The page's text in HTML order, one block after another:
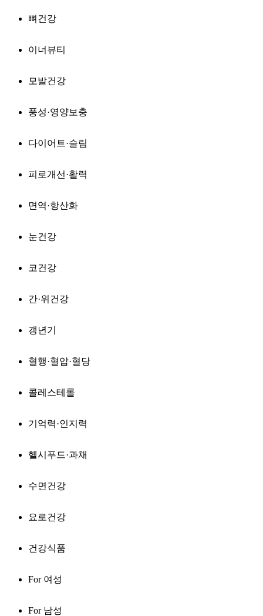
뼈건강
이너뷰티
모발건강
풍성·영양보충
다이어트·슬림
피로개선·활력
면역·항산화
눈건강
코건강
간·위건강
갱년기
혈행·혈압·혈당
콜레스테롤
기억력·인지력
헬시푸드·과채
수면건강
요로건강
건강식품
For 여성
For 남성